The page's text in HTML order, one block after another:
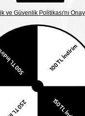
Benzer Ürünler
EKSTRA
İNDİRİM